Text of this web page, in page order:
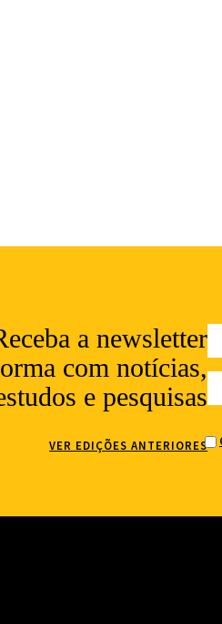
a newsletter
com notícias,
e pesquisas
VER EDIÇÕES ANTERIORES